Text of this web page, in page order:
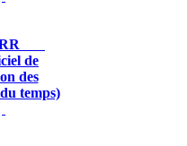
de
des
temps)